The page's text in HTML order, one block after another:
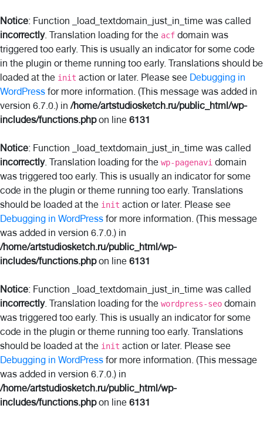
Notice: Function _load_textdomain_just_in_time was called
incorrectly. Translation loading for the acf domain was
triggered too early. This is usually an indicator for some code
in the plugin or theme running too early. Translations should be
loaded at the init action or later. Please see Debugging in
WordPress for more information. (This message was added in
version 6.7.0.) in/home/artstudiosketch.ru/public_html/wp-
includes/functions.phpon line 6131
Notice: Function _load_textdomain_just_in_time was called
incorrectly. Translation loading for the wp-pagenavi domain
was triggered too early. This is usually an indicator for some
code in the plugin or theme running too early. Translations
should be loaded at the init action or later. Please see
Debugging in WordPress for more information. (This message
was added in version 6.7.0.) in
/home/artstudiosketch.ru/public_html/wp-
includes/functions.phpon line 6131
Notice: Function _load_textdomain_just_in_time was called
incorrectly. Translation loading for the wordpress-seo domain
was triggered too early. This is usually an indicator for some
code in the plugin or theme running too early. Translations
should be loaded at the init action or later. Please see
Debugging in WordPress for more information. (This message
was added in version 6.7.0.) in
/home/artstudiosketch.ru/public_html/wp-
includes/functions.phpon line 6131